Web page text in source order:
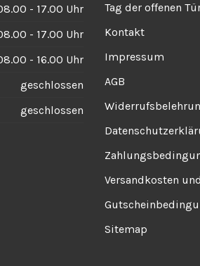
- 17.00 Uhr
- 17.00 Uhr
- 16.00 Uhr
geschlossen
geschlossen
Tag der offenen
Kontakt
Impressum
AGB
Versandkosten
Sitemap